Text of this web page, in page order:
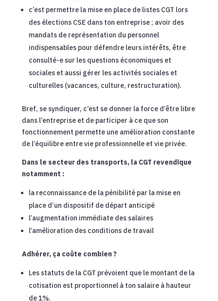
c’est permettre la mise en place de listes CGT lors
des élections CSE dans ton entreprise ; avoir des
mandats de représentation du personnel
indispensables pour défendre leurs intérêts, être
consulté-e sur les questions économiques et
sociales et aussi gérer les activités sociales et
culturelles (vacances, culture, restructuration).
Bref, se syndiquer, c’est se donner la force d’être libre
dans l’entreprise et de participer à ce que son
fonctionnement permette une amélioration constante
de l’équilibre entre vie professionnelle et vie privée.
Dans le secteur des transports, la CGT revendique
notamment :
la reconnaissance de la pénibilité par la mise en
place d’un dispositif de départ anticipé
l’augmentation immédiate des salaires
l’amélioration des conditions de travail
Adhérer, ça coûte combien ?
Les statuts de la CGT prévoient que le montant de la
cotisation est proportionnel à ton salaire à hauteur
de 1%.